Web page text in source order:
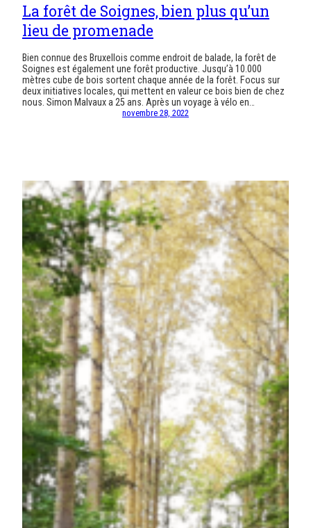
La forêt de Soignes, bien plus qu’un
lieu de promenade
Bien connue des Bruxellois comme endroit de balade, la forêt de
Soignes est également une forêt productive. Jusqu’à 10.000
mètres cube de bois sortent chaque année de la forêt. Focus sur
deux initiatives locales, qui mettent en valeur ce bois bien de chez
nous. Simon Malvaux a 25 ans. Après un voyage à vélo en…
novembre 28, 2022